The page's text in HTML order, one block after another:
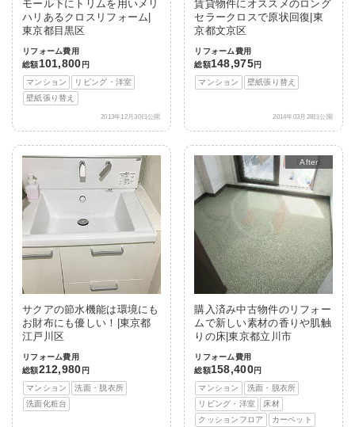
モール下にトリムを用いメリ
ハリあるクロスリフォーム|
東京都目黒区
リフォーム費用
総額101,800 円
マンション
リビング・洋室
壁紙張り替え
2013年12月30日公開
賃貸物件にオススメのロング
セラークロスで原状回復|東
京都文京区
リフォーム費用
総額148,975円
マンション
壁紙張り替え
2014年03月28日公開
サクアの節水機能は環境にも
お財布にも優しい！|東京都
江戸川区
リフォーム費用
総額212,980 円
マンション
洗面・脱衣所
洗面化粧台
After
購入済み中古物件のリフォー
ムで新しい素材の香りや肌触
りの床|東京都立川市
リフォーム費用
総額158,400円
マンション
洗面・脱衣所
リビング・洋室
床材
クッションフロア
カーペット